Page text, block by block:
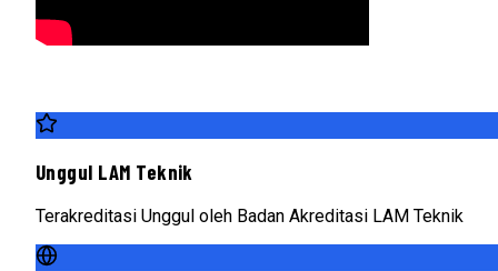
Unggul LAM Teknik
Terakreditasi Unggul oleh Badan Akreditasi LAM Teknik